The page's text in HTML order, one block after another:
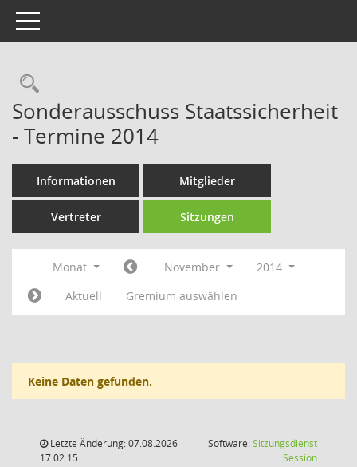
Toggle navigation
Rechercheauswahl
Sonderausschuss Staatssicherheit
- Termine 2014
Informationen Mitglieder
Vertreter Sitzungen
Monat November
2014
Aktuell
Gremium auswählen
Keine Daten gefunden.
Letzte Änderung: 07.08.2026
17:02:15
Software:Sitzungsdienst
Session(Wird in